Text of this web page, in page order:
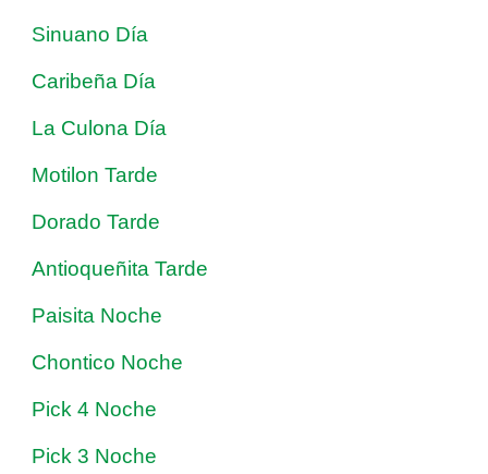
Sinuano Día
Caribeña Día
La Culona Día
Motilon Tarde
Dorado Tarde
Antioqueñita Tarde
Paisita Noche
Chontico Noche
Pick 4 Noche
Pick 3 Noche